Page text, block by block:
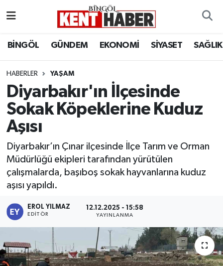
BİNGÖL GÜNDEM EKONOMİ SİYASET SAĞLIK
HABERLER YAŞAM
Diyarbakır'ın İlçesinde
Sokak Köpeklerine Kuduz
Aşısı
Diyarbakır’ın Çınar ilçesinde İlçe Tarım ve Orman
Müdürlüğü ekipleri tarafından yürütülen
çalışmalarda, başıboş sokak hayvanlarına kuduz
aşısı yapıldı.
EROL YILMAZ
EDITÖR
12.12.2025 - 15:58
YAYINLANMA
BİLİM-TEKNOLOJİ
DÜNYA
EĞİTİM
GENÇ
GÜNDEM
KARLIOVA
KİĞI
Bingöl Hava Durumu
Bingöl Namaz Vakitleri
Bingöl Trafik Yoğunluk Haritası
Süper Lig Puan Durumu ve Fikstür
Tüm Manşetler
Son Dakika Haberleri
Haber Arşivi